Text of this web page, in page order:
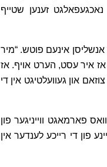
זענען שטייף
אנשליסן אינעם פוטש. “מיר
אז איר עסט, הערט אויף. אז
און געוועלטיגט אין די
50 יאר. באגאן איז א לאנד וואס פארמאגט ווייניגער פון
פון די רייכע לענדער אין